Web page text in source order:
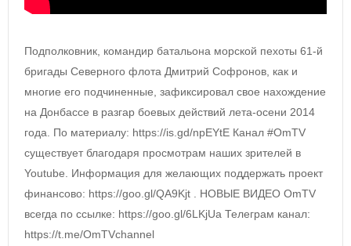
Подполковник, командир батальона морской пехоты 61-й
бригады Северного флота Дмитрий Софронов, как и
многие его подчиненные, зафиксировал свое нахождение
на Донбассе в разгар боевых действий лета-осени 2014
года. По материалу: https://is.gd/npEYtE Канал #OmTV
существует благодаря просмотрам наших зрителей в
Youtube. Информация для желающих поддержать проект
финансово: https://goo.gl/QA9Kjt . НОВЫЕ ВИДЕО OmTV
всегда по ссылке: https://goo.gl/6LKjUa Телеграм канал:
https://t.me/OmTVchannel